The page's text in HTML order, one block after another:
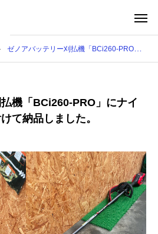
ゼノアバッテリー刈払機「BCi260-PRO」にナイロンコードを取り付けて納品しました。
機「BCi260-PRO」にナイ
て納品しました。